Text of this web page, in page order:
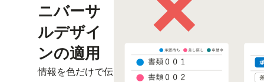
ニバーサ
ルデザイ
ンの適用
情報を色だけで伝